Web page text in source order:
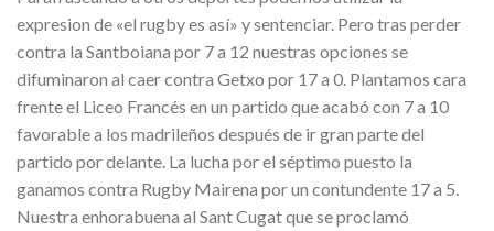
expresion de «el rugby es así» y sentenciar. Pero tras perder
contra la Santboiana por 7 a 12 nuestras opciones se
difuminaron al caer contra Getxo por 17 a 0. Plantamos cara
frente el Liceo Francés en un partido que acabó con 7 a 10
favorable a los madrileños después de ir gran parte del
partido por delante. La lucha por el séptimo puesto la
ganamos contra Rugby Mairena por un contundente 17 a 5.
Nuestra enhorabuena al Sant Cugat que se proclamó